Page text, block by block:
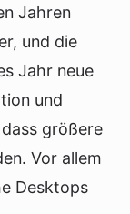
Jahren
und die
Jahr neue
und
größere
Vor allem
Desktops